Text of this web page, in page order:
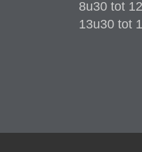
8u30 tot
13u30 tot